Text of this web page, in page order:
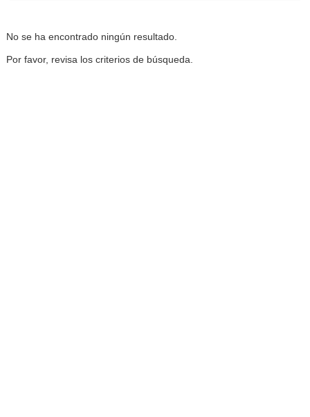
No se ha encontrado ningún resultado.
Por favor, revisa los criterios de búsqueda.